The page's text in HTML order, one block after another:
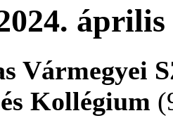
április
Vármegyei
Kollégium